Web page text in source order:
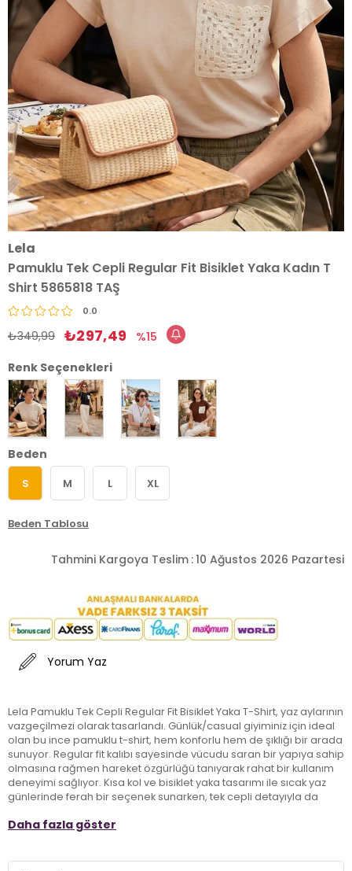
Lela
Pamuklu Tek Cepli Regular Fit Bisiklet Yaka Kadın T
Shirt 5865818 TAŞ
0.0
₺349,99 ₺297,49
15
Renk Seçenekleri
Beden
S M L XL
Beden Tablosu
Tahmini Kargoya Teslim :10 Ağustos 2026 Pazartesi
Yorum Yaz
Lela Pamuklu Tek Cepli Regular Fit Bisiklet Yaka T-Shirt, yaz aylarının
vazgeçilmezi olarak tasarlandı. Günlük/casual giyiminiz için ideal
olan bu ince pamuklu t-shirt, hem konforlu hem de şıklığı bir arada
sunuyor. Regular fit kalıbı sayesinde vücudu saran bir yapıya sahip
olmasına rağmen hareket özgürlüğü tanıyarak rahat bir kullanım
deneyimi sağlıyor. Kısa kol ve bisiklet yaka tasarımı ile sıcak yaz
günlerinde ferah bir seçenek sunarken, tek cepli detayıyla da
kombinlerinizde kolayca yer bulacak, her tarza uyum sağlayacak
Daha fazla göster